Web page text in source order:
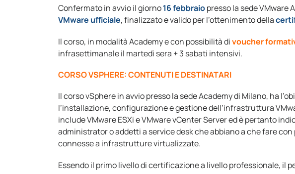
Confermato in avvio il giorno16 febbraiopresso la sede VMware
VMware ufficiale, finalizzato e valido per l’ottenimento della
Il corso, in modalità Academy e con possibilità divoucher
infrasettimanale il martedì sera + 3 sabati intensivi.
CORSO VSPHERE: CONTENUTI E DESTINATARI
Il corso vSphere in avvio presso la sede Academy di Milano, ha
l’installazione, configurazione e gestione dell’infrastruttura
include VMware ESXi e VMware vCenter Server ed è pertanto
administrator o addetti a service desk che abbiano a che fare
connesse a infrastrutture virtualizzate.
Essendo il primo livello di certificazione a livello professionale, il